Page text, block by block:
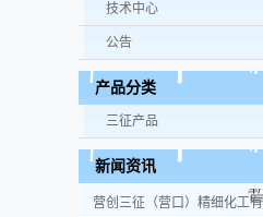
技术中心
公告
产品分类
三征产品
新闻资讯
营创三征（营口）精细化工